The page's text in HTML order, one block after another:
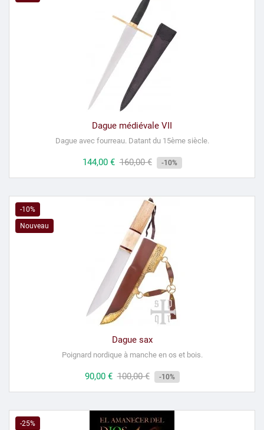
Dague médiévale VII
Dague avec fourreau. Datant du 15ème siècle.
Prix
144,00 € Prix
160,00 € -10%
-10%
Nouveau
Dague sax
Poignard nordique à manche en os et bois.
Prix
90,00 € Prix
100,00 € -10%
-25%